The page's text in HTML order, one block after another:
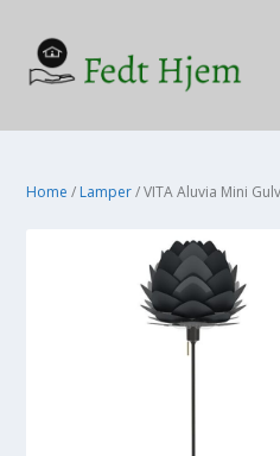
Home / Lamper/ VITA Aluvia Mini